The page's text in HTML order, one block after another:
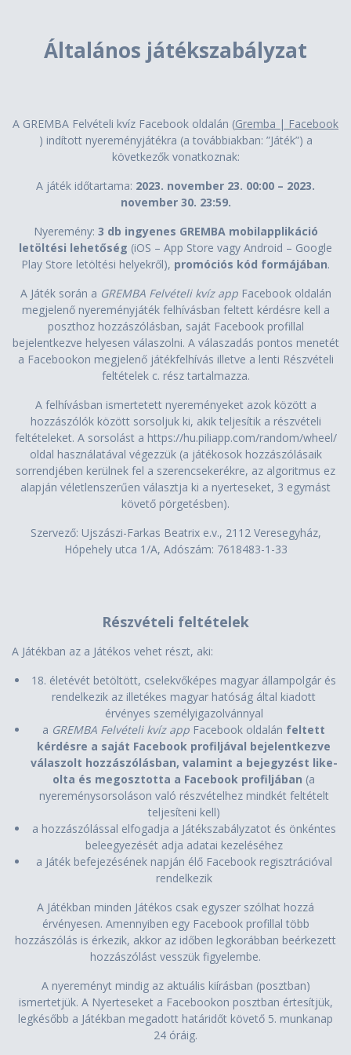
Általános játékszabályzat
A GREMBA Felvételi kvíz Facebook oldalán (Gremba | Facebook
) indított nyereményjátékra (a továbbiakban: ”Játék”) a
következők vonatkoznak:
A játék időtartama: 2023. november 23. 00:00 – 2023.
november 30. 23:59.
Nyeremény: 3 db ingyenes GREMBA mobilapplikáció
letöltési lehetőség (iOS – App Store vagy Android – Google
Play Store letöltési helyekről), promóciós kód formájában.
A Játék során a GREMBA Felvételi kvíz appFacebook oldalán
megjelenő nyereményjáték felhívásban feltett kérdésre kell a
poszthoz hozzászólásban, saját Facebook profillal
bejelentkezve helyesen válaszolni. A válaszadás pontos menetét
a Facebookon megjelenő játékfelhívás illetve a lenti Részvételi
feltételek c. rész tartalmazza.
A felhívásban ismertetett nyereményeket azok között a
hozzászólók között sorsoljuk ki, akik teljesítik a részvételi
feltételeket. A sorsolást a https://hu.piliapp.com/random/wheel/
oldal használatával végezzük (a játékosok hozzászólásaik
sorrendjében kerülnek fel a szerencsekerékre, az algoritmus ez
alapján véletlenszerűen választja ki a nyerteseket, 3 egymást
követő pörgetésben).
Szervező: Ujszászi-Farkas Beatrix e.v., 2112 Veresegyház,
Hópehely utca 1/A, Adószám: 7618483-1-33
Részvételi feltételek
A Játékban az a Játékos vehet részt, aki:
18. életévét betöltött, cselekvőképes magyar állampolgár és
rendelkezik az illetékes magyar hatóság által kiadott
érvényes személyigazolvánnyal
a GREMBA Felvételi kvíz app Facebook oldalán feltett
kérdésre a saját Facebook profiljával bejelentkezve
válaszolt hozzászólásban, valamint a bejegyzést like-
olta és megosztotta a Facebook profiljában (a
nyereménysorsoláson való részvételhez mindkét feltételt
teljesíteni kell)
a hozzászólással elfogadja a Játékszabályzatot és önkéntes
beleegyezését adja adatai kezeléséhez
a Játék befejezésének napján élő Facebook regisztrációval
rendelkezik
A Játékban minden Játékos csak egyszer szólhat hozzá
érvényesen. Amennyiben egy Facebook profillal több
hozzászólás is érkezik, akkor az időben legkorábban beérkezett
hozzászólást vesszük figyelembe.
A nyereményt mindig az aktuális kiírásban (posztban)
ismertetjük. A Nyerteseket a Facebookon posztban értesítjük,
legkésőbb a Játékban megadott határidőt követő 5. munkanap
24 óráig.